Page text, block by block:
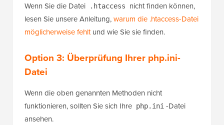
Wenn Sie die Datei .htaccess
nicht finden können,
lesen Sie unsere Anleitung,warum die .htaccess-Datei
möglicherweise fehltund wie Sie sie finden.
Option 3: Überprüfung Ihrer php.ini-
Datei
Wenn die oben genannten Methoden nicht
funktionieren, sollten Sie sich Ihre php.ini -Datei
ansehen.